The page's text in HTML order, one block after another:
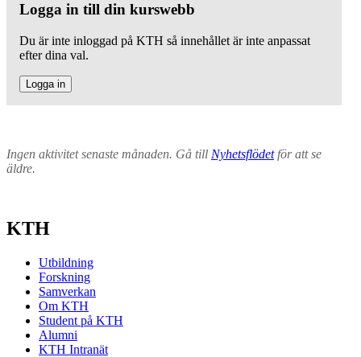
Logga in till din kurswebb
Du är inte inloggad på KTH så innehållet är inte anpassat
efter dina val.
Logga in
Ingen aktivitet senaste månaden. Gå till Nyhetsflödetför att se
äldre.
KTH
Utbildning
Forskning
Samverkan
Om KTH
Student på KTH
Alumni
KTH Intranät